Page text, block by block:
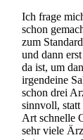
Ich frage
schon
zum
und dann
da ist, um
irgendeine
schon drei
sinnvoll, statt
Art schnelle
sehr viele